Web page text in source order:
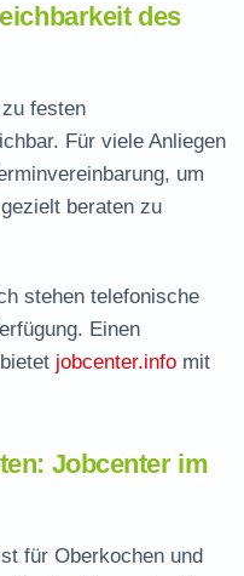
des
festen
Für viele Anliegen
um
beraten zu
stehen telefonische
Einen
jobcenter.info mit
Jobcenter im
für Oberkochen und